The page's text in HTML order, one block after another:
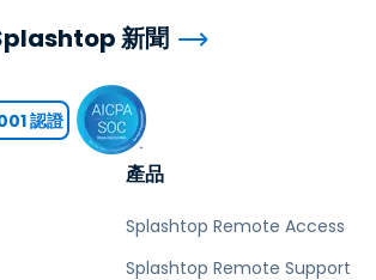
產品
Splashtop Remote Access
Splashtop Remote Support
新聞
認證